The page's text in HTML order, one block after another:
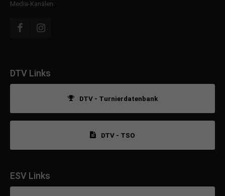
Media-Kanälen.
DTV Links
DTV - Turnierdatenbank
DTV - TSO
ESV Links